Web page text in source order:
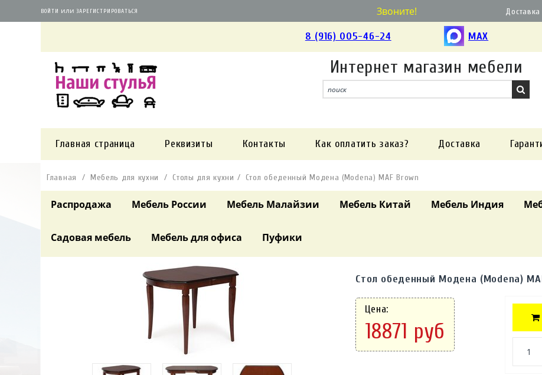
Звоните!
ВОЙТИ или ЗАРЕГИСТРИРОВАТЬСЯ Доставка
8 (916) 005-46-24 MAX
Интернет магазин мебели
Главная страница Реквизиты Контакты Как оплатить заказ? Доставка
Главная Мебель для кухни Столы для кухни Стол обеденный Модена (Modena) MAF Brown
Распродажа Мебель России Мебель Малайзии Мебель Китай Мебель Индия
Садовая мебель Мебель для офиса Пуфики
Стол обеденный Модена (Modena)
Цена:
18871 руб